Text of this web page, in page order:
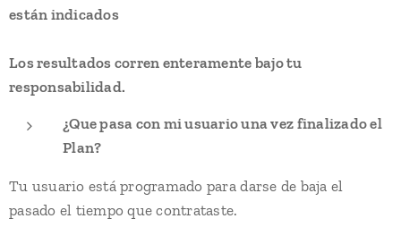
están indicados
Los resultados corren enteramente bajo tu
responsabilidad.
¿Que pasa con mi usuario una vez finalizado el
Plan?
Tu usuario está programado para darse de baja el
pasado el tiempo que contrataste.